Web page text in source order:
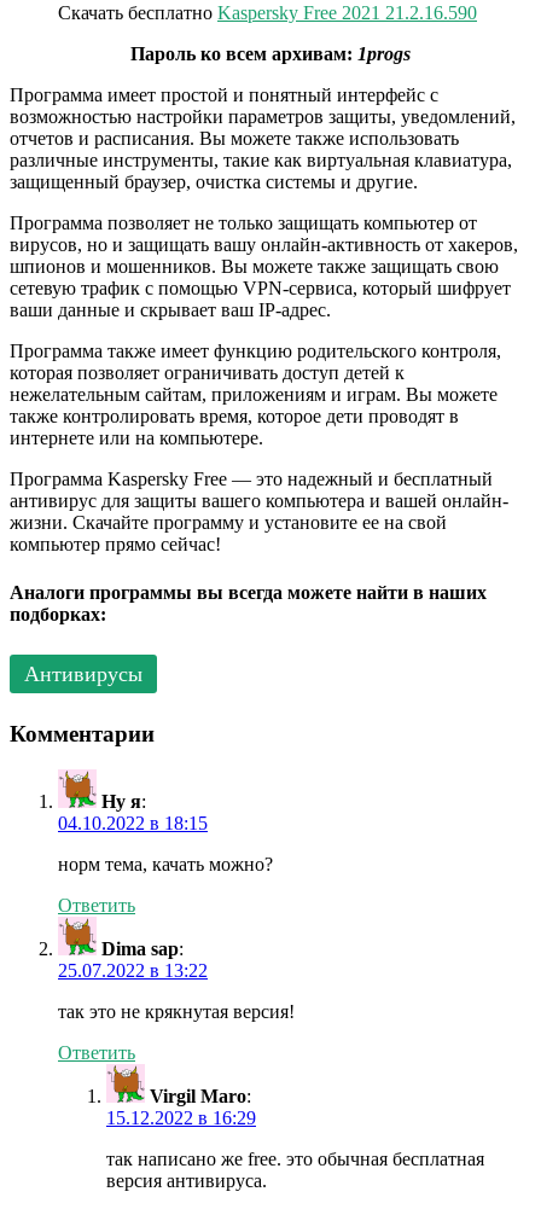
Скачать бесплатно Kaspersky Free 2021 21.2.16.590
Пароль ко всем архивам: 1progs
Программа имеет простой и понятный интерфейс с
возможностью настройки параметров защиты, уведомлений,
отчетов и расписания. Вы можете также использовать
различные инструменты, такие как виртуальная клавиатура,
защищенный браузер, очистка системы и другие.
Программа позволяет не только защищать компьютер от
вирусов, но и защищать вашу онлайн-активность от хакеров,
шпионов и мошенников. Вы можете также защищать свою
сетевую трафик с помощью VPN-сервиса, который шифрует
ваши данные и скрывает ваш IP-адрес.
Программа также имеет функцию родительского контроля,
которая позволяет ограничивать доступ детей к
нежелательным сайтам, приложениям и играм. Вы можете
также контролировать время, которое дети проводят в
интернете или на компьютере.
Программа Kaspersky Free — это надежный и бесплатный
антивирус для защиты вашего компьютера и вашей онлайн-
жизни. Скачайте программу и установите ее на свой
компьютер прямо сейчас!
Аналоги программы вы всегда можете найти в наших
подборках:
Антивирусы
Комментарии
Ну я:
04.10.2022 в 18:15
норм тема, качать можно?
Ответить
Dima sap:
25.07.2022 в 13:22
так это не крякнутая версия!
Ответить
Virgil Maro:
15.12.2022 в 16:29
так написано же free. это обычная бесплатная
версия антивируса.